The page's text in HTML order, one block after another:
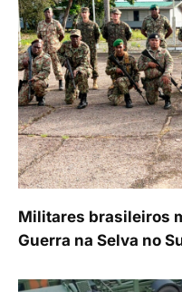
Militares brasileiros
Guerra na Selva no